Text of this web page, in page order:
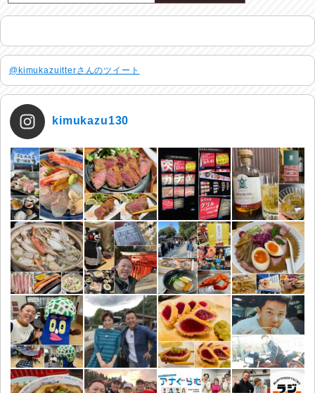
@kimukazuitterさんのツイート
kimukazu130